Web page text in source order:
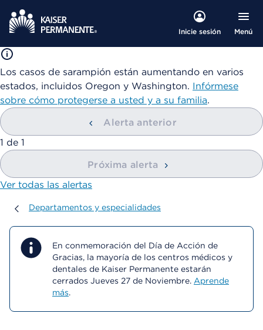
Inicie sesión Menú
Los casos de sarampión están aumentando en varios
estados, incluidos Oregon y Washington. Infórmese
sobre cómo protegerse a usted y a su familia.
Alerta anterior
mostrando
1 de 1
Próxima alerta
Ver todas las alertas
Departamentos y especialidades
Departamentos y especialidades
En conmemoración del Día de Acción de
Gracias, la mayoría de los centros médicos y
dentales de Kaiser Permanente estarán
cerrados Jueves 27 de Noviembre. Aprende
más.